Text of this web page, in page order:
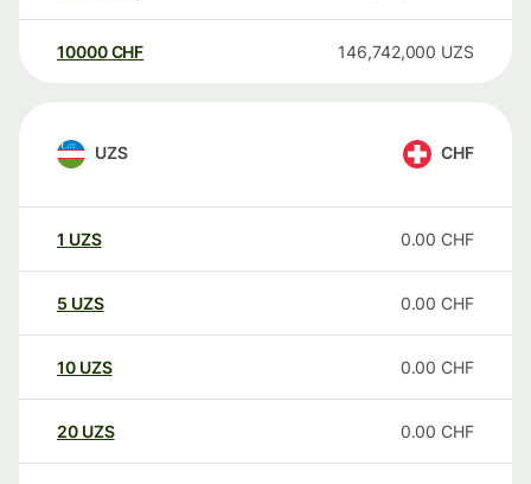
10000 CHF 146,742,000 UZS
UZS CHF
1 UZS 0.00 CHF
5 UZS 0.00 CHF
10 UZS 0.00 CHF
20 UZS 0.00 CHF